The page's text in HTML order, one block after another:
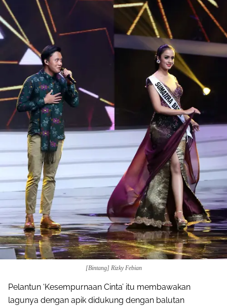
[Bintang] Rizky Febian
Pelantun ‘Kesempurnaan Cinta’ itu membawakan
lagunya dengan apik didukung dengan balutan